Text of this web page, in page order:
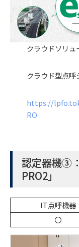
クラウドソリュ
クラウド型点呼
https://
RO
認定器機③
PRO2」
IT点呼機器
〇